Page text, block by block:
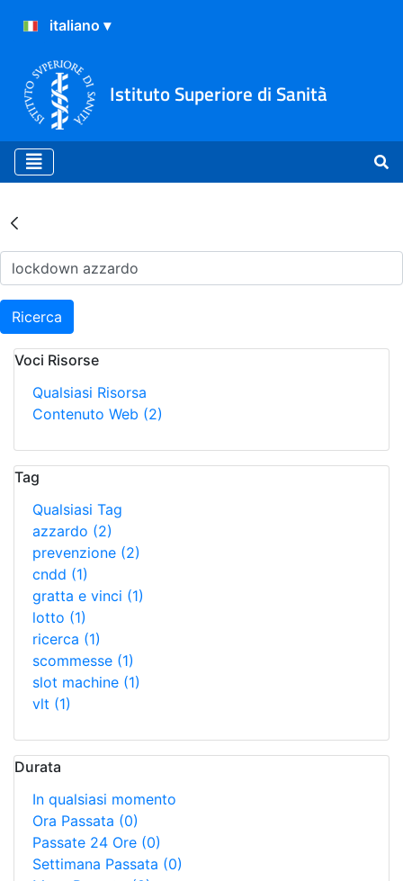
Istituto Superiore di Sanità
Risultati della Ricerca -
Ricerca
Voci Risorse
Qualsiasi Risorsa
Contenuto Web (2)
Tag
Qualsiasi Tag
azzardo (2)
prevenzione (2)
cndd (1)
gratta e vinci (1)
lotto (1)
ricerca (1)
scommesse (1)
slot machine (1)
vlt (1)
Durata
In qualsiasi momento
Ora Passata (0)
Passate 24 Ore (0)
Settimana Passata (0)